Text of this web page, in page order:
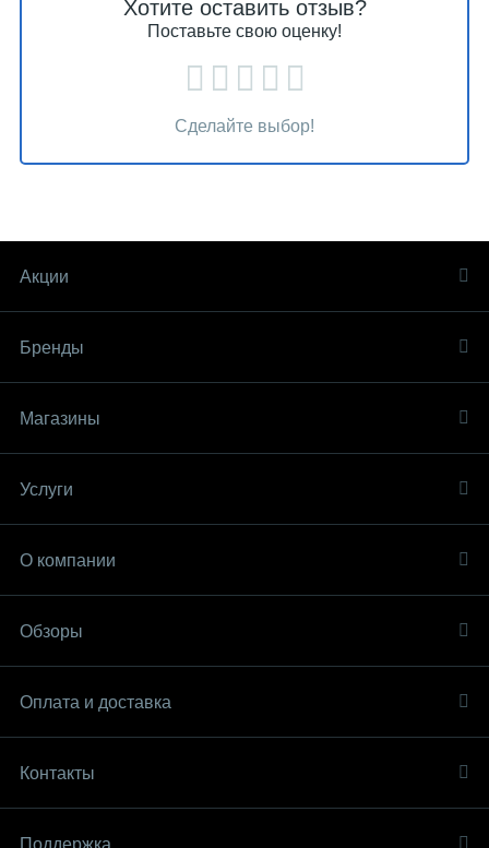
Хотите оставить отзыв?
Поставьте свою оценку!
Сделайте выбор!
Акции
Бренды
Магазины
Услуги
О компании
Обзоры
Оплата и доставка
Контакты
Поддержка